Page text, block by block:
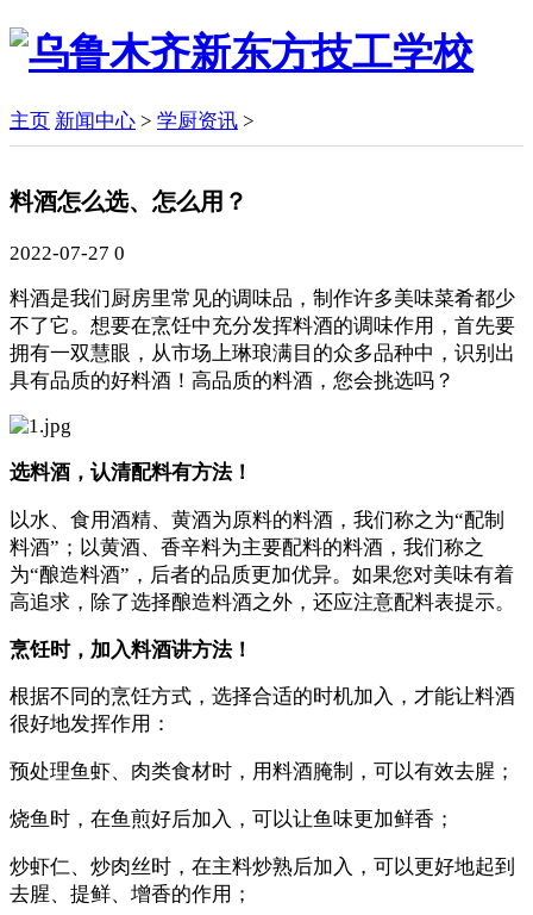
主页 新闻中心 > 学厨资讯 >
料酒怎么选、怎么用？
2022-07-27 0
料酒是我们厨房里常见的调味品，制作许多美味菜肴都少
不了它。想要在烹饪中充分发挥料酒的调味作用，首先要
拥有一双慧眼，从市场上琳琅满目的众多品种中，识别出
具有品质的好料酒！高品质的料酒，您会挑选吗？
选料酒，认清配料有方法！
以水、食用酒精、黄酒为原料的料酒，我们称之为“配制
料酒”；以黄酒、香辛料为主要配料的料酒，我们称之
为“酿造料酒”，后者的品质更加优异。如果您对美味有着
高追求，除了选择酿造料酒之外，还应注意配料表提示。
烹饪时，加入料酒讲方法！
根据不同的烹饪方式，选择合适的时机加入，才能让料酒
很好地发挥作用：
预处理鱼虾、肉类食材时，用料酒腌制，可以有效去腥；
烧鱼时，在鱼煎好后加入，可以让鱼味更加鲜香；
炒虾仁、炒肉丝时，在主料炒熟后加入，可以更好地起到
去腥、提鲜、增香的作用；